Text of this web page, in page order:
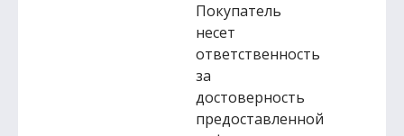
Покупатель
несет
ответственность
за
достоверность
предоставленной